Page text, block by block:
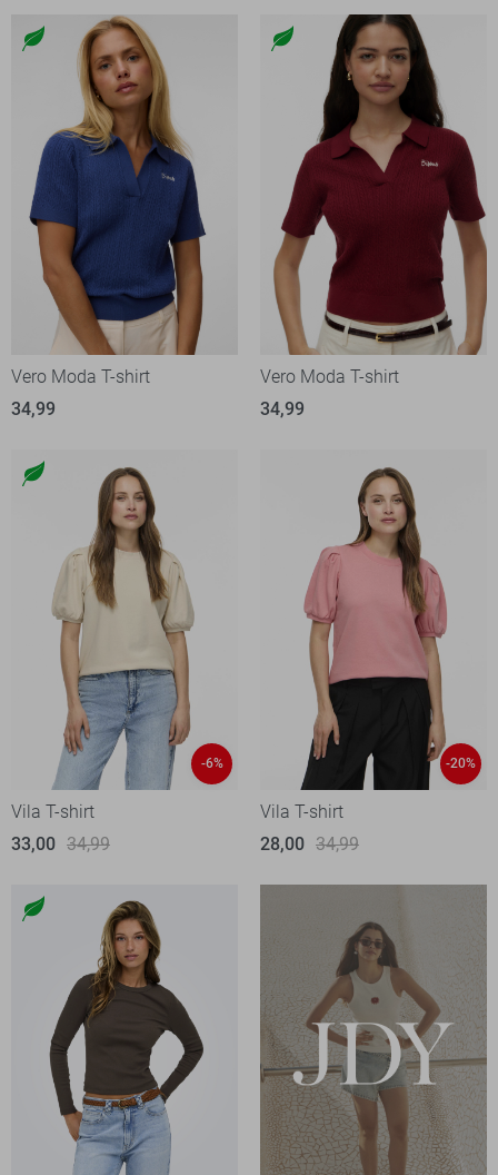
Vero Moda T-shirt
34,99
Vero Moda T-shirt
34,99
-6%
Vila T-shirt
33,00 34,99
-20%
Vila T-shirt
28,00 34,99